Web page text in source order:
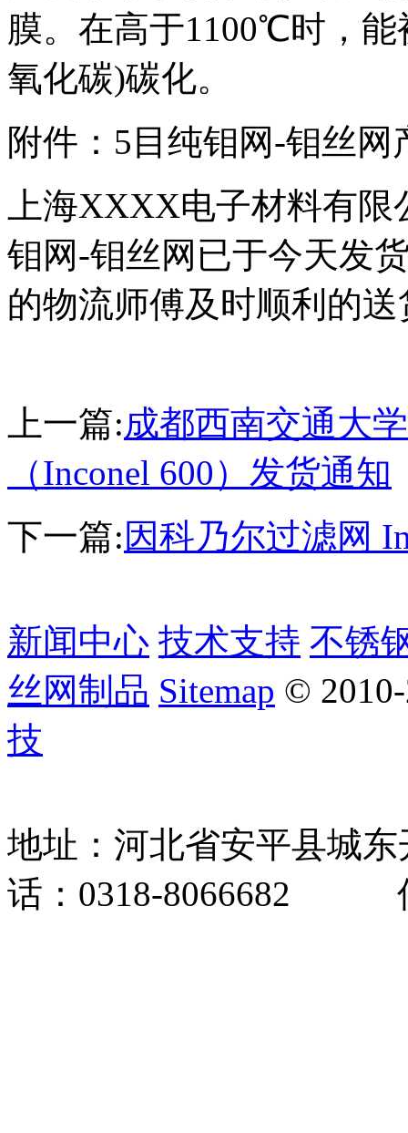
膜。在高于1100℃时，
氧化碳)碳化。
附件： 5 目纯钼网-钼丝网
上海XXXX电子材料有限
钼网-钼丝网已于今天发
的物流师傅及时顺利的送
上一篇:成都西南交通大
（Inconel 600）发货通知
下一篇: 因科乃尔过滤网
新闻中心 技术支持 不锈
丝网制品 Sitemap ©
技
地址：河北省安平县
话：0318-8066682 传